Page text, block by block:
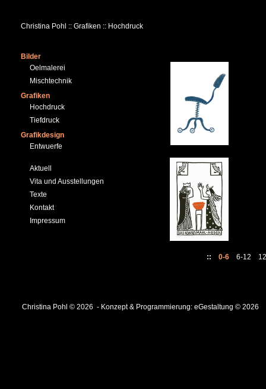
Christina Pohl :: Grafiken :: Hochdruck
Bilder
Oelmalerei
Mischtechnik
Grafiken
Hochdruck
Tiefdruck
Grafikdesign
Entwuerfe
Aktuell
Vita und Ausstellungen
Texte
Kontakt
Impressum
:: 0-6 6-12
Christina Pohl © 2026 - Konzept & Programmierung: eGestaltung © 2026